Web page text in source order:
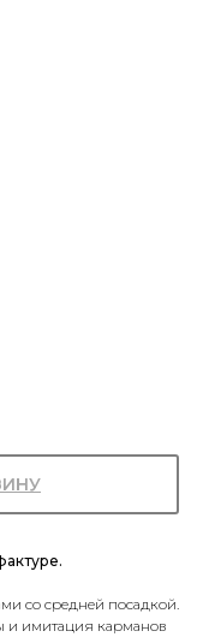
со средней посадкой.
и имитация карманов